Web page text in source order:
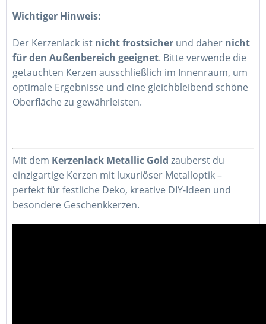
Wichtiger Hinweis:
Der Kerzenlack ist nicht frostsicher und daher nicht
für den Außenbereich geeignet. Bitte verwende die
getauchten Kerzen ausschließlich im Innenraum, um
optimale Ergebnisse und eine gleichbleibend schöne
Oberfläche zu gewährleisten.
Mit dem Kerzenlack Metallic Gold zauberst du
einzigartige Kerzen mit luxuriöser Metalloptik –
perfekt für festliche Deko, kreative DIY-Ideen und
besondere Geschenkkerzen.